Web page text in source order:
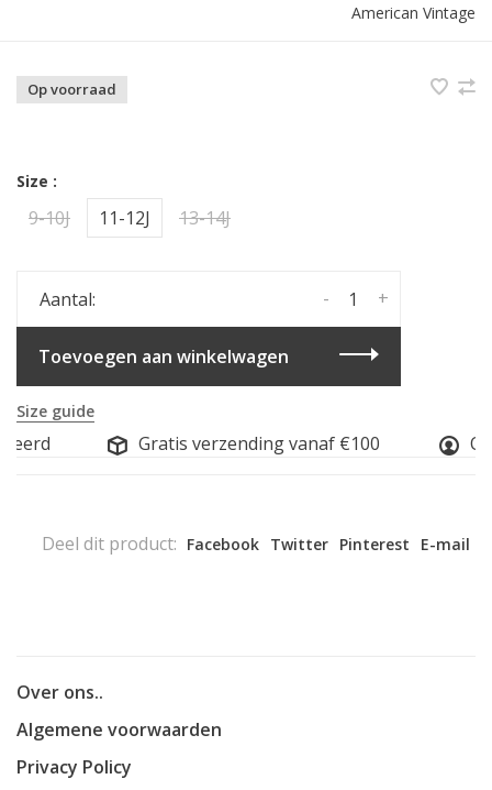
American Vintage
Op voorraad
Size :
9-10J 11-12J 13-14J
Aantal: +
-
Toevoegen aan winkelwagen
Size guide
Gratis verzending vanaf €100
Deel dit product: Facebook Twitter Pinterest E-mail
Over ons..
Algemene voorwaarden
Privacy Policy